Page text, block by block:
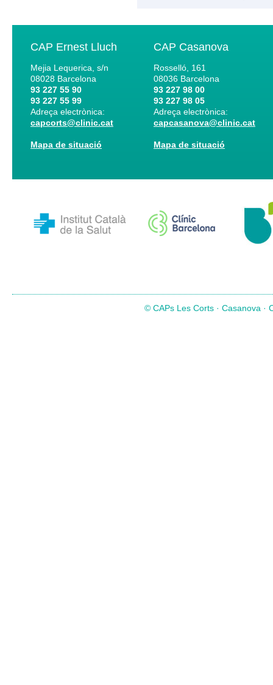
CAP Ernest Lluch
Mejia Lequerica, s/n
08028 Barcelona
93 227 55 90
93 227 55 99
Adreça electrònica:
capcorts@clinic.cat
Mapa de situació
CAP Casanova
Rosselló, 161
08036 Barcelona
93 227 98 00
93 227 98 05
Adreça electrònica:
capcasanova@clinic.cat
Mapa de situació
© CAPs Les Corts · Casanova ·